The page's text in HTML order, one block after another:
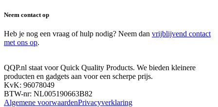
Neem contact op
Heb je nog een vraag of hulp nodig? Neem dan vrijblijvend contact
met ons op.
QQP.nl staat voor Quick Quality Products. We bieden kleinere
producten en gadgets aan voor een scherpe prijs.
KvK: 96078049
BTW-nr: NL005190663B82
Algemene voorwaardenPrivacyverklaring